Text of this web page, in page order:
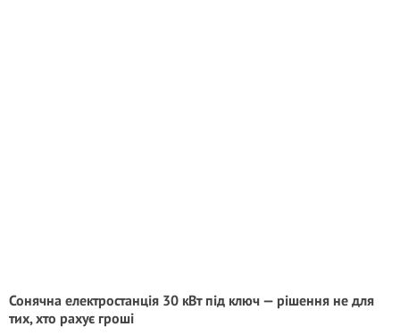
Сонячна електростанція 30 кВт під ключ — рішення не для
тих, хто рахує гроші